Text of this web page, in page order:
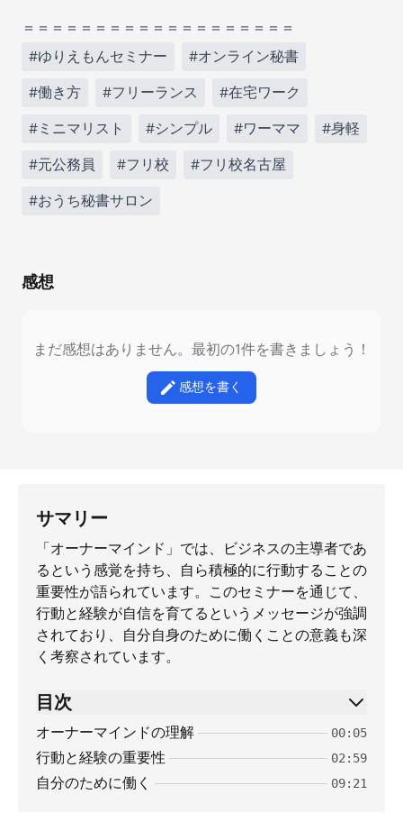
＝＝＝＝＝＝＝＝＝＝＝＝＝＝＝＝＝＝＝
#ゆりえもんセミナー
#オンライン秘書
#働き方 #フリーランス #在宅ワーク
#ミニマリスト #シンプル #ワーママ #身軽
#元公務員 #フリ校 #フリ校名古屋
#おうち秘書サロン
感想
まだ感想はありません。最初の1件を書きましょう！
感想を書く
サマリー
「オーナーマインド」では、ビジネスの主導者であ
るという感覚を持ち、自ら積極的に行動することの
重要性が語られています。このセミナーを通じて、
行動と経験が自信を育てるというメッセージが強調
されており、自分自身のために働くことの意義も深
く考察されています。
目次
オーナーマインドの理解 00:05
行動と経験の重要性 02:59
自分のために働く 09:21